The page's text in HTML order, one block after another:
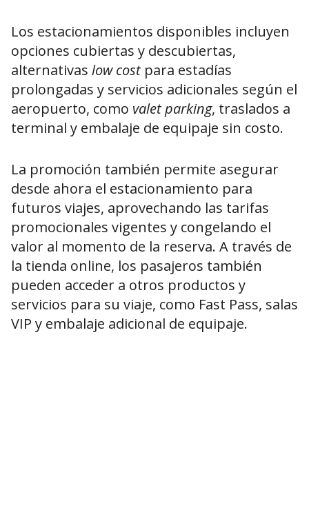
Los estacionamientos disponibles incluyen
opciones cubiertas y descubiertas,
alternativas low cost para estadías
prolongadas y servicios adicionales según el
aeropuerto, como valet parking, traslados a
terminal y embalaje de equipaje sin costo.
La promoción también permite asegurar
desde ahora el estacionamiento para
futuros viajes, aprovechando las tarifas
promocionales vigentes y congelando el
valor al momento de la reserva. A través de
la tienda online, los pasajeros también
pueden acceder a otros productos y
servicios para su viaje, como Fast Pass, salas
VIP y embalaje adicional de equipaje.